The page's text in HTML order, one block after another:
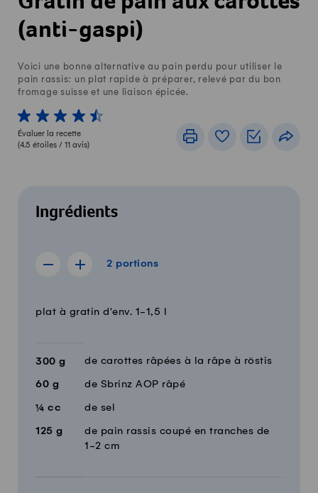
(anti-gaspi)
Voici une bonne alternative au pain perdu pour utiliser le
pain rassis: un plat rapide à préparer, relevé par du bon
fromage suisse et une liaison épicée.
1 von 5 étoiles
2 von 5 étoiles
3 von 5 étoiles
4 von 5 étoiles
5 von 5 étoiles
Évaluer la recette
(4.5 étoiles / 11 avis)
ImprimerLivre de recettes
Listes de
Ingrédients
2 portions
Afficher la recette de 1 portion
Afficher la recette de 3 portions
2 portions
QuantitéIngrédients
plat à gratin d'env. 1-1,5 l
300 g de carottes râpées à la râpe à röstis
60 g de Sbrinz AOP râpé
¼ cc de sel
125 g
de pain rassis coupé en tranches de
1-2 cm